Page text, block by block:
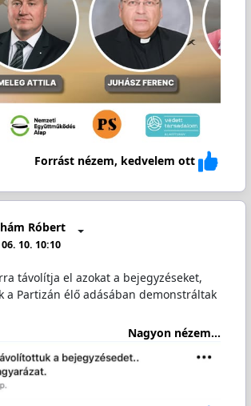
Forrást nézem, kedvelem ott
Róbert
10. 10:10
távolítja el azokat a bejegyzéseket,
a Partizán élő adásában demonstráltak
Nagyon nézem...